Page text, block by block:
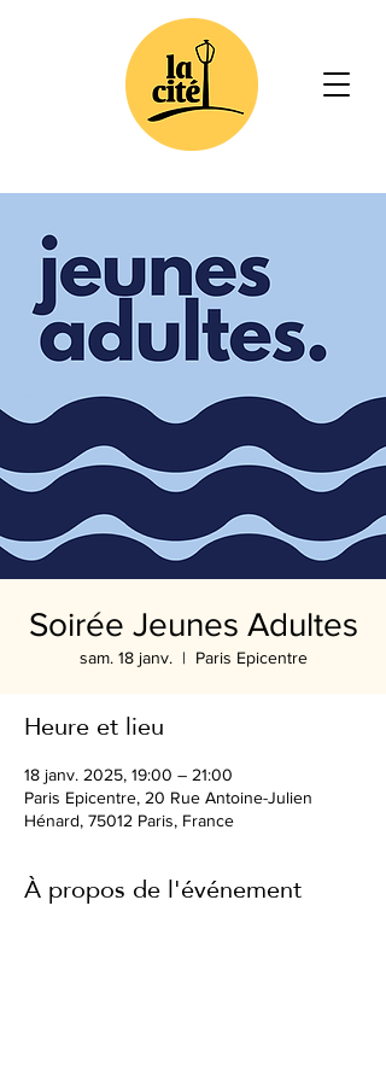
Soirée Jeunes Adultes
sam. 18 janv.
  |
Paris Epicentre
Heure et lieu
18 janv. 2025, 19:00 – 21:00
Paris Epicentre, 20 Rue Antoine-Julien
Hénard, 75012 Paris, France
À propos de l'événement